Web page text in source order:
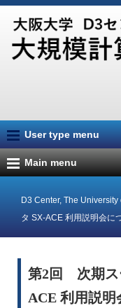
User type menu
Main menu
D3 Center, The University
タ SX-ACE 利用説明会に
第2回 次期ス
ACE 利用説明